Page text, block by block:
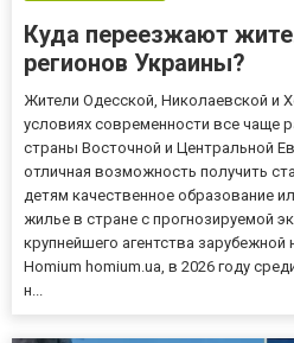
Куда переезжают
регионов Украины?
Жители Одесской, Николаевской и
условиях современности все чаще
страны Восточной и Центральной
отличная возможность получить
детям качественное образование
жилье в стране с прогнозируемой
крупнейшего агентства
Homium homium.ua, в 2026 году
н...